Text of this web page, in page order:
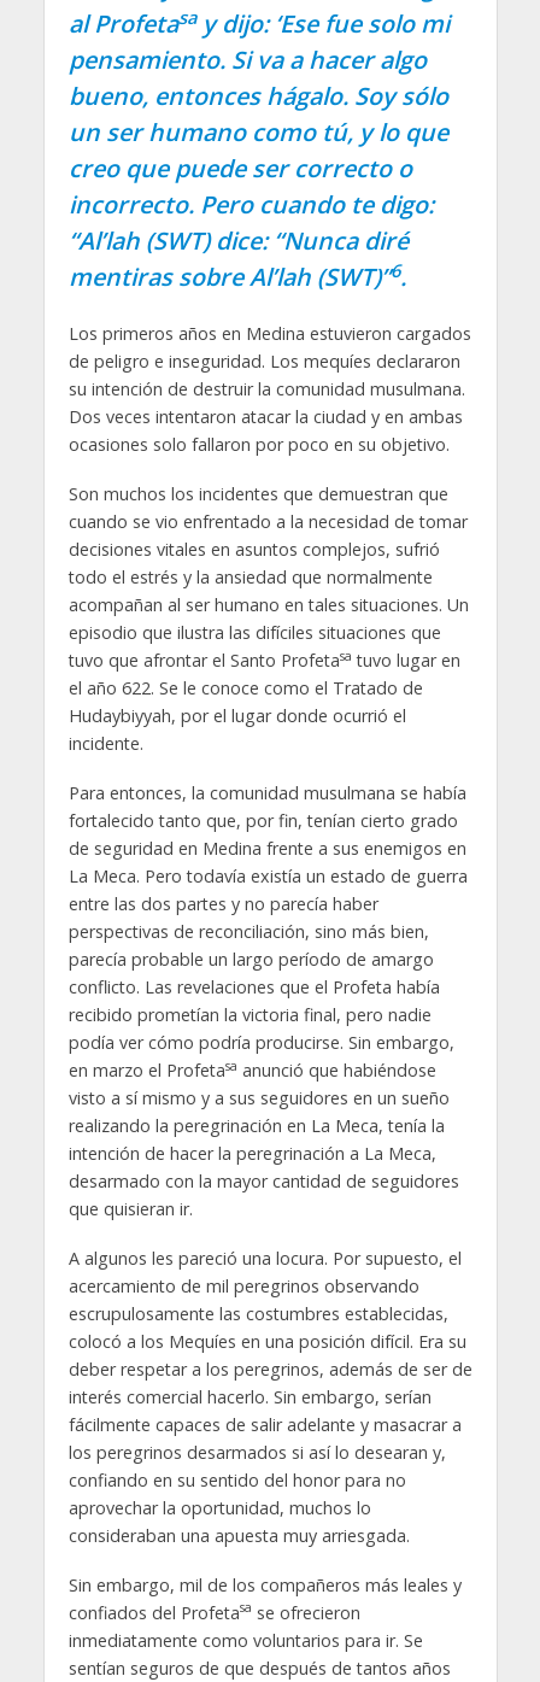
al Profetasa y dijo: ‘Ese fue solo mi
pensamiento. Si va a hacer algo
bueno, entonces hágalo. Soy sólo
un ser humano como tú, y lo que
creo que puede ser correcto o
incorrecto. Pero cuando te digo:
“Al’lah (SWT) dice: “Nunca diré
mentiras sobre Al’lah (SWT)”6.
Los primeros años en Medina estuvieron cargados
de peligro e inseguridad. Los mequíes declararon
su intención de destruir la comunidad musulmana.
Dos veces intentaron atacar la ciudad y en ambas
ocasiones solo fallaron por poco en su objetivo.
Son muchos los incidentes que demuestran que
cuando se vio enfrentado a la necesidad de tomar
decisiones vitales en asuntos complejos, sufrió
todo el estrés y la ansiedad que normalmente
acompañan al ser humano en tales situaciones. Un
episodio que ilustra las difíciles situaciones que
tuvo que afrontar el Santo Profetasa tuvo lugar en
el año 622. Se le conoce como el Tratado de
Hudaybiyyah, por el lugar donde ocurrió el
incidente.
Para entonces, la comunidad musulmana se había
fortalecido tanto que, por fin, tenían cierto grado
de seguridad en Medina frente a sus enemigos en
La Meca. Pero todavía existía un estado de guerra
entre las dos partes y no parecía haber
perspectivas de reconciliación, sino más bien,
parecía probable un largo período de amargo
conflicto. Las revelaciones que el Profeta había
recibido prometían la victoria final, pero nadie
podía ver cómo podría producirse. Sin embargo,
en marzo el Profetasa anunció que habiéndose
visto a sí mismo y a sus seguidores en un sueño
realizando la peregrinación en La Meca, tenía la
intención de hacer la peregrinación a La Meca,
desarmado con la mayor cantidad de seguidores
que quisieran ir.
A algunos les pareció una locura. Por supuesto, el
acercamiento de mil peregrinos observando
escrupulosamente las costumbres establecidas,
colocó a los Mequíes en una posición difícil. Era su
deber respetar a los peregrinos, además de ser de
interés comercial hacerlo. Sin embargo, serían
fácilmente capaces de salir adelante y masacrar a
los peregrinos desarmados si así lo desearan y,
confiando en su sentido del honor para no
aprovechar la oportunidad, muchos lo
consideraban una apuesta muy arriesgada.
Sin embargo, mil de los compañeros más leales y
confiados del Profetasa se ofrecieron
inmediatamente como voluntarios para ir. Se
sentían seguros de que después de tantos años